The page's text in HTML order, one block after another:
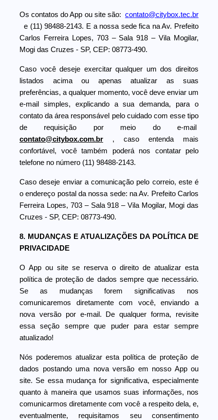
Os contatos do App ou site são: contato@citybox.tec.br
e (11) 98488-2143. E a nossa sede fica na Av. Prefeito
Carlos Ferreira Lopes, 703 – Sala 918 – Vila Mogilar,
Mogi das Cruzes - SP, CEP: 08773-490.
Caso você deseje exercitar qualquer um dos direitos
listados acima ou apenas atualizar as suas
preferências, a qualquer momento, você deve enviar um
e-mail simples, explicando a sua demanda, para o
contato da área responsável pelo cuidado com esse tipo
de requisição por meio do e-mail
contato@citybox.com.br
, caso entenda mais
confortável, você também poderá nos contatar pelo
telefone no número (11) 98488-2143.
Caso deseje enviar a comunicação pelo correio, este é
o endereço postal da nossa sede: na Av. Prefeito Carlos
Ferreira Lopes, 703 – Sala 918 – Vila Mogilar, Mogi das
Cruzes - SP, CEP: 08773-490.
8. MUDANÇAS E ATUALIZAÇÕES DA POLÍTICA DE
PRIVACIDADE
O App ou site se reserva o direito de atualizar esta
política de proteção de dados sempre que necessário.
Se as mudanças forem significativas nos
comunicaremos diretamente com você, enviando a
nova versão por e-mail. De qualquer forma, revisite
essa seção sempre que puder para estar sempre
atualizado!
Nós poderemos atualizar esta política de proteção de
dados postando uma nova versão em nosso App ou
site. Se essa mudança for significativa, especialmente
quanto à maneira que usamos suas informações, nos
comunicarmos diretamente com você a respeito dela, e,
eventualmente, requisitamos seu consentimento